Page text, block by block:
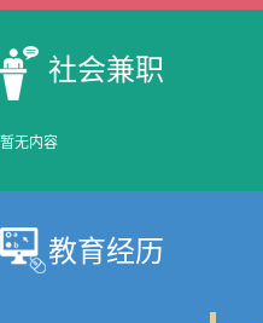
社会兼职
暂无内容
教育经历